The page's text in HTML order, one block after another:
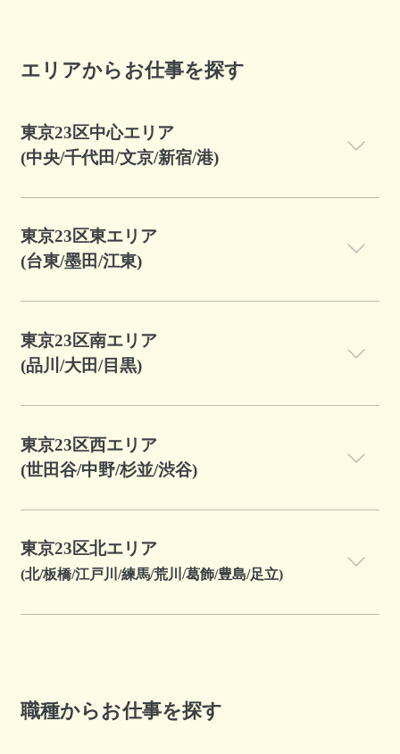
エリアからお仕事を探す
東京23区中心エリア
(中央/千代田/文京/新宿/港)
東京23区東エリア
(台東/墨田/江東)
東京23区南エリア
(品川/大田/目黒)
東京23区西エリア
(世田谷/中野/杉並/渋谷)
東京23区北エリア
(北/板橋/江戸川/練馬/荒川/葛飾/豊島/足立)
職種からお仕事を探す